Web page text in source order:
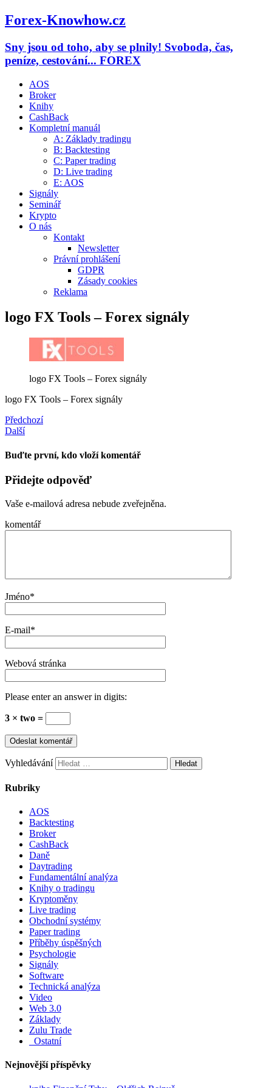
Forex-Knowhow.cz
Sny jsou od toho, aby se plnily! Svoboda, čas,
peníze, cestování... FOREX
AOS
Broker
Knihy
CashBack
Kompletní manuál
A: Základy tradingu
B: Backtesting
C: Paper trading
D: Live trading
E: AOS
Signály
Seminář
Krypto
O nás
Kontakt
Newsletter
Právní prohlášení
GDPR
Zásady cookies
Reklama
logo FX Tools – Forex signály
logo FX Tools – Forex signály
logo FX Tools – Forex signály
Předchozí
Další
Buďte první, kdo vloží komentář
Přidejte odpověď
Vaše e-mailová adresa nebude zveřejněna.
komentář
Jméno*
E-mail*
Webová stránka
Please enter an answer in digits:
3 × two =
Vyhledávání
Rubriky
AOS
Backtesting
Broker
CashBack
Daně
Daytrading
Fundamentální analýza
Knihy o tradingu
Kryptoměny
Live trading
Obchodní systémy
Paper trading
Příběhy úspěšných
Psychologie
Signály
Software
Technická analýza
Video
Web 3.0
Základy
Zulu Trade
_Ostatní
Nejnovější příspěvky